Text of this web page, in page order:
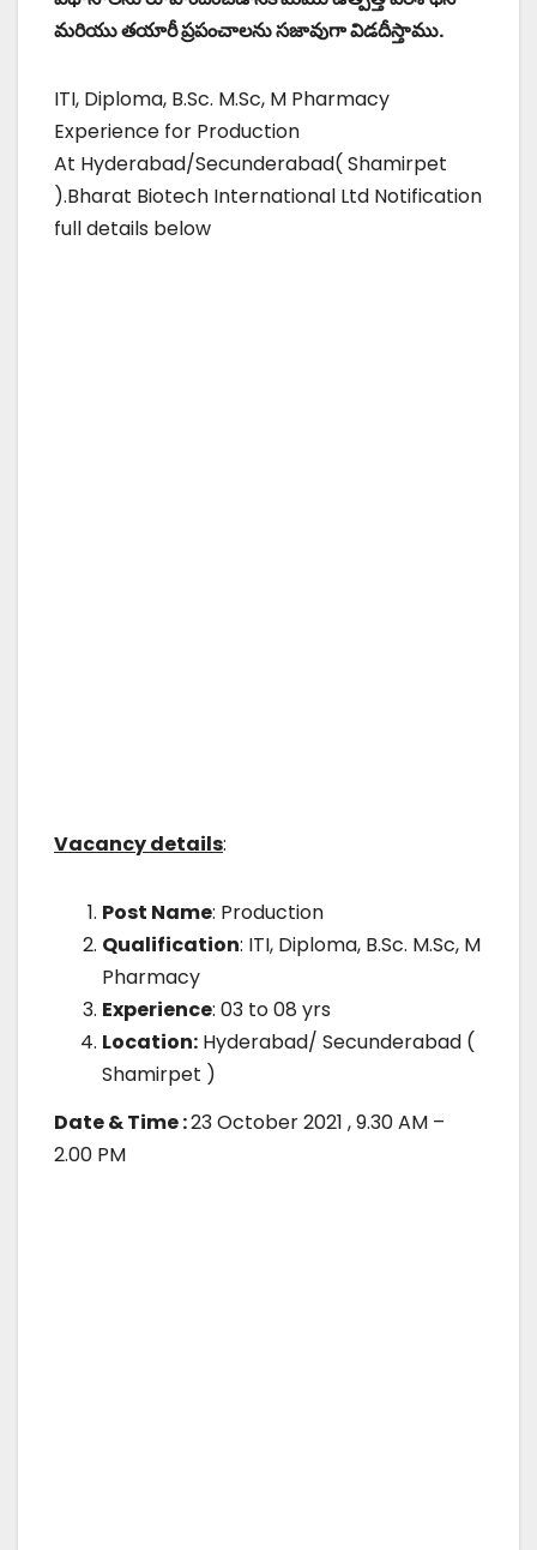
మరియు తయారీ ప్రపంచాలను సజావుగా విడదీస్తాము.
ITI, Diploma, B.Sc. M.Sc, M Pharmacy
Experience for Production
At Hyderabad/Secunderabad( Shamirpet
).Bharat Biotech International Ltd Notification
full details below
Vacancy details:
Post Name: Production
Qualification: ITI, Diploma, B.Sc. M.Sc, M
Pharmacy
Experience: 03 to 08 yrs
Location: Hyderabad/ Secunderabad (
Shamirpet )
Date & Time :23 October 2021 , 9.30 AM –
2.00 PM